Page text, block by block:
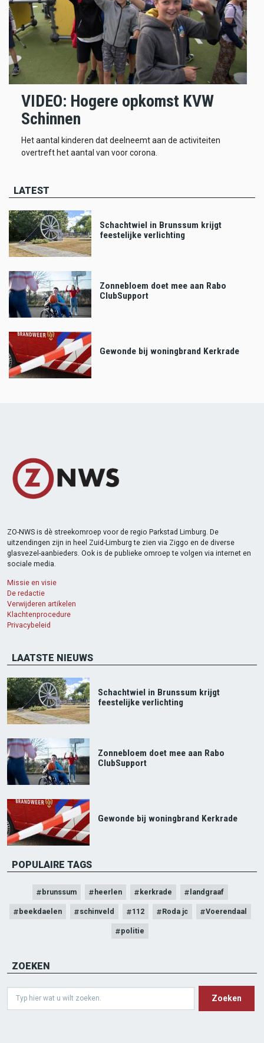
VIDEO: Hogere opkomst KVW
Schinnen
Het aantal kinderen dat deelneemt aan de activiteiten
overtreft het aantal van voor corona.
LATEST
Schachtwiel in Brunssum krijgt
feestelijke verlichting
Zonnebloem doet mee aan Rabo
ClubSupport
Gewonde bij woningbrand Kerkrade
ZO-NWS is dè streekomroep voor de regio Parkstad Limburg. De
uitzendingen zijn in heel Zuid-Limburg te zien via Ziggo en de diverse
glasvezel-aanbieders. Ook is de publieke omroep te volgen via internet en
sociale media.
Missie en visie
De redactie
Verwijderen artikelen
Klachtenprocedure
Privacybeleid
LAATSTE NIEUWS
Schachtwiel in Brunssum krijgt
feestelijke verlichting
Zonnebloem doet mee aan Rabo
ClubSupport
Gewonde bij woningbrand Kerkrade
POPULAIRE TAGS
brunssum heerlen kerkrade landgraaf
beekdaelen schinveld 112 Roda jc Voerendaal
politie
ZOEKEN